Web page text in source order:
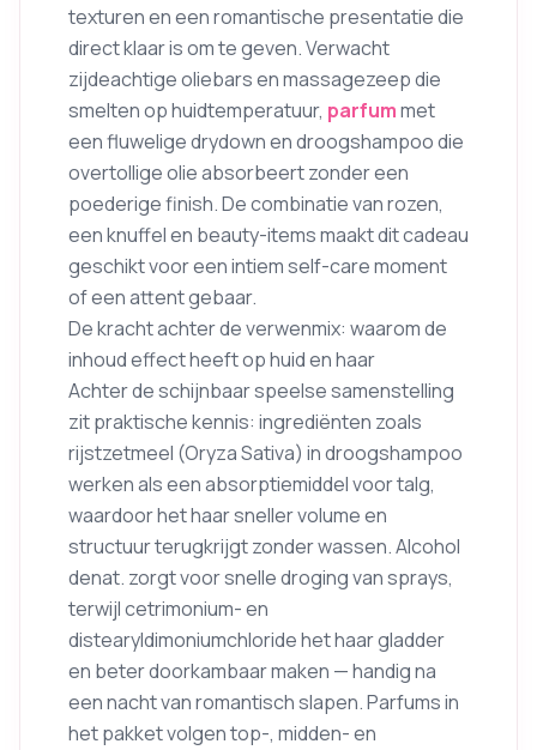
texturen en een romantische presentatie die
direct klaar is om te geven. Verwacht
zijdeachtige oliebars en massagezeep die
smelten op huidtemperatuur, parfummet
een fluwelige drydown en droogshampoo die
overtollige olie absorbeert zonder een
poederige finish. De combinatie van rozen,
een knuffel en beauty-items maakt dit cadeau
geschikt voor een intiem self-care moment
of een attent gebaar.
De kracht achter de verwenmix: waarom de
inhoud effect heeft op huid en haar
Achter de schijnbaar speelse samenstelling
zit praktische kennis: ingrediënten zoals
rijstzetmeel (Oryza Sativa) in droogshampoo
werken als een absorptiemiddel voor talg,
waardoor het haar sneller volume en
structuur terugkrijgt zonder wassen. Alcohol
denat. zorgt voor snelle droging van sprays,
terwijl cetrimonium- en
distearyldimoniumchloride het haar gladder
en beter doorkambaar maken — handig na
een nacht van romantisch slapen. Parfums in
het pakket volgen top-, midden- en